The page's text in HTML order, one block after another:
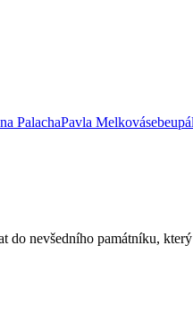
PalachaPavla Melková
do nevšedního památníku,